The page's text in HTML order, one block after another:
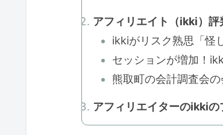
アフィリエイト（ikki）
ikkiがリスク熟思「怪
セッションが増加！
熊取町の会計調査会
アフィリエイターのikki